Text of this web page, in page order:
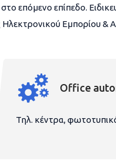
επόμενο επίπεδο.
Εμπορίου &
Office
Τηλ. κέντρα,